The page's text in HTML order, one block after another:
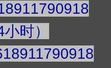
18
小时）